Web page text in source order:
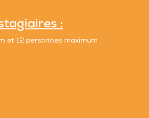
:
et 12 personnes maximum